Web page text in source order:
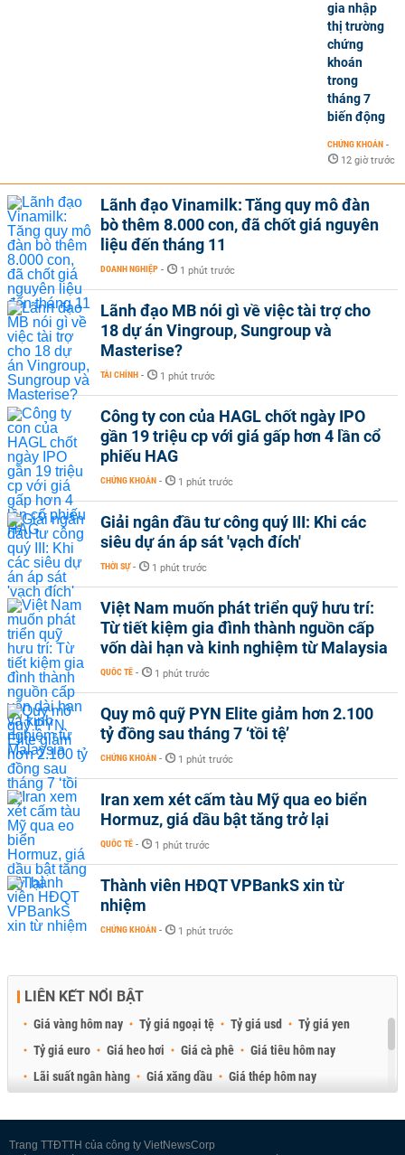
gia nhập
thị trường
chứng
khoán
trong
tháng 7
biến động
CHỨNG KHOÁN -
12 giờ trước
Lãnh đạo Vinamilk: Tăng quy mô đàn
bò thêm 8.000 con, đã chốt giá nguyên
liệu đến tháng 11
DOANH NGHIỆP - 1 phút trước
Lãnh đạo MB nói gì về việc tài trợ cho
18 dự án Vingroup, Sungroup và
Masterise?
TÀI CHÍNH - 1 phút trước
Công ty con của HAGL chốt ngày IPO
gần 19 triệu cp với giá gấp hơn 4 lần cổ
phiếu HAG
CHỨNG KHOÁN - 1 phút trước
Giải ngân đầu tư công quý III: Khi các
siêu dự án áp sát 'vạch đích'
THỜI SỰ - 1 phút trước
Việt Nam muốn phát triển quỹ hưu trí:
Từ tiết kiệm gia đình thành nguồn cấp
vốn dài hạn và kinh nghiệm từ Malaysia
QUỐC TẾ - 1 phút trước
Quy mô quỹ PYN Elite giảm hơn 2.100
tỷ đồng sau tháng 7 ‘tồi tệ’
CHỨNG KHOÁN - 1 phút trước
Iran xem xét cấm tàu Mỹ qua eo biển
Hormuz, giá dầu bật tăng trở lại
QUỐC TẾ - 1 phút trước
Thành viên HĐQT VPBankS xin từ
nhiệm
CHỨNG KHOÁN - 1 phút trước
LIÊN KẾT NỔI BẬT
Giá vàng hôm nay Tỷ giá ngoại tệ Tỷ giá usd
Tỷ giá yen
Tỷ giá euro
Giá heo hơi Giá cà phê
Giá tiêu hôm nay
Lãi suất ngân hàng
Giá xăng dầu
Giá thép hôm nay
Trang TTĐTTH của công ty VietNewsCorp